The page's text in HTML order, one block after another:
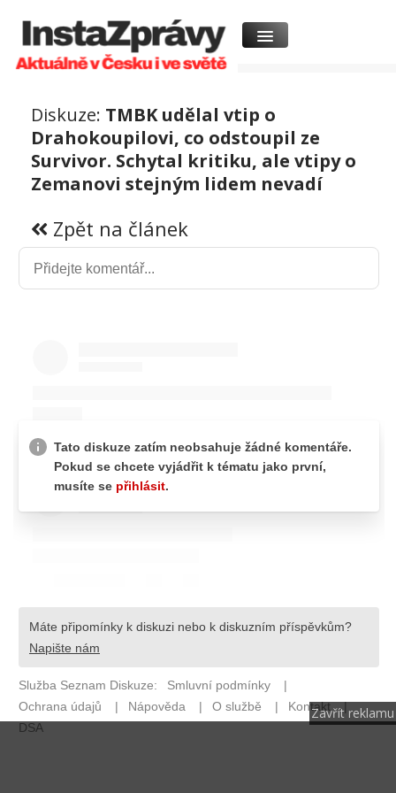
Diskuze: TMBK udělal vtip o
Drahokoupilovi, co odstoupil ze
Survivor. Schytal kritiku, ale vtipy o
Zemanovi stejným lidem nevadí
Zpět na článek
Zavřít reklamu